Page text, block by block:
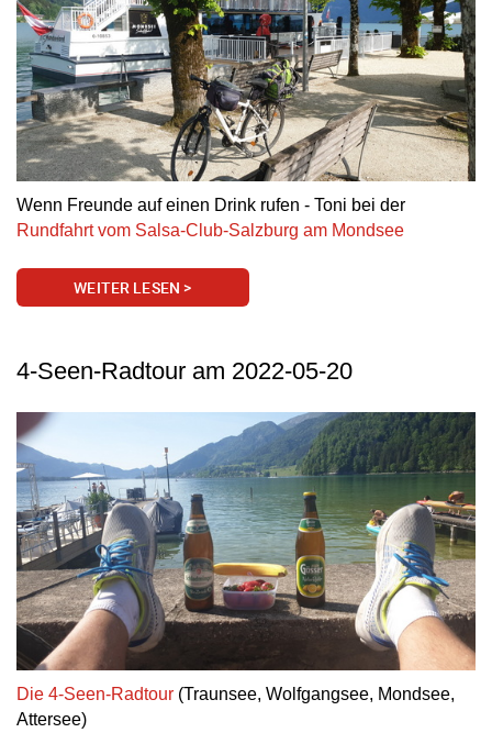
Wenn Freunde auf einen Drink rufen - Toni bei der
Rundfahrt vom Salsa-Club-Salzburg am Mondsee
WEITER LESEN >
4-Seen-Radtour am 2022-05-20
Die 4-Seen-Radtour (Traunsee, Wolfgangsee, Mondsee,
Attersee)